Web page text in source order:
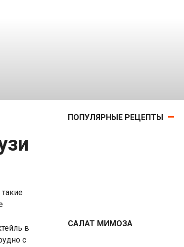
в
с
ПОПУЛЯРНЫЕ РЕЦЕПТЫ
САЛАТ МИМОЗА